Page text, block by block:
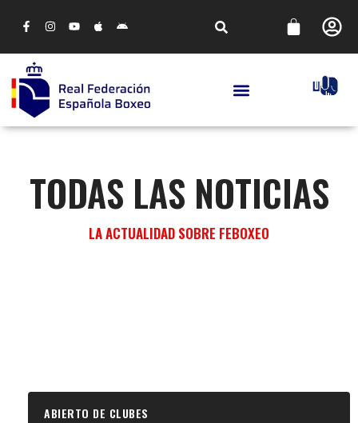
TODAS LAS NOTICIAS
LA ACTUALIDAD SOBRE FEBOXEO
ABIERTO DE CLUBES